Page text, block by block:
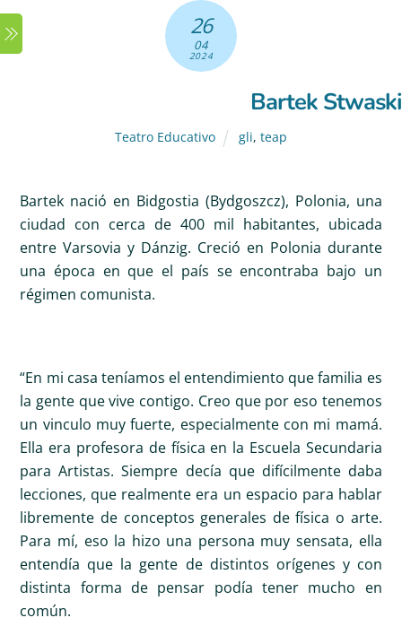
Skip
to
content
26
04
2024
Bartek Stwaski
Teatro Educativo gli, teap
Bartek nació en Bidgostia (Bydgoszcz), Polonia, una
ciudad con cerca de 400 mil habitantes, ubicada
entre Varsovia y Dánzig. Creció en Polonia durante
una época en que el país se encontraba bajo un
régimen comunista.
“En mi casa teníamos el entendimiento que familia es
la gente que vive contigo. Creo que por eso tenemos
un vinculo muy fuerte, especialmente con mi mamá.
Ella era profesora de física en la Escuela Secundaria
para Artistas. Siempre decía que difícilmente daba
lecciones, que realmente era un espacio para hablar
libremente de conceptos generales de física o arte.
Para mí, eso la hizo una persona muy sensata, ella
entendía que la gente de distintos orígenes y con
distinta forma de pensar podía tener mucho en
común.